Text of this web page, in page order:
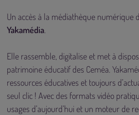
Un accès à la médiathèque numérique
Yakamédia.
Elle rassemble, digitalise et met à
patrimoine éducatif des Ceméa.
ressources éducatives et toujours
seul clic ! Avec des formats vidéo
usages d’aujourd’hui et un moteur de